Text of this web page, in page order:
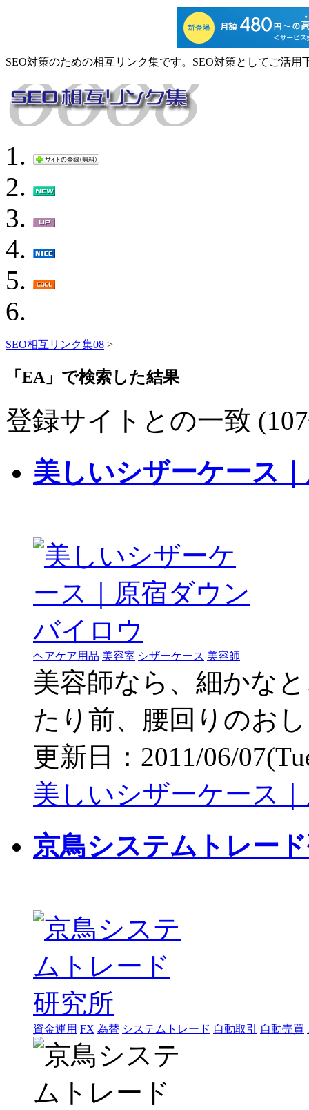
SEO対策のための相互リンク集です。SEO対策としてご活用
SEO相互リンク集08 >
「EA」で検索した結果
登録サイトとの一致
美しいシザーケース
ヘアケア用品 美容室 シザーケース 美容師
美容師なら、細かな
たり前、腰回りのお
更新日：2011/06/
美しいシザーケース
京鳥システムトレー
資金運用 FX 為替 システムトレード 自動取引 自動売買